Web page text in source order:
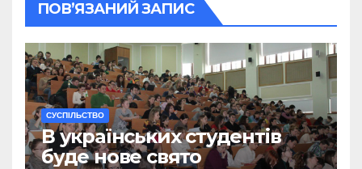
ПОВ’ЯЗАНИЙ ЗАПИС
CУСПІЛЬСТВО
В українських студентів
буде нове свято